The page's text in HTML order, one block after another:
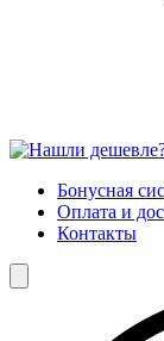
Бонусная
Оплата и
Контакты